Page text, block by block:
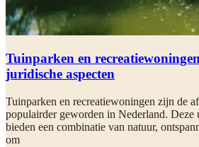
Tuinparken en
juridische aspecten
Tuinparken en recreatiewoningen zijn de
populairder geworden in Nederland. Deze
bieden een combinatie van natuur,
om